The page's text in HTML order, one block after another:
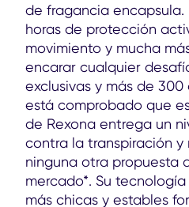
de fragancia encapsula.
horas de protección
movimiento y mucha
encarar cualquier
exclusivas y más de
está comprobado que
de Rexona entrega un
contra la transpiración y
ninguna otra propuesta
mercado*. Su
más chicas y estables